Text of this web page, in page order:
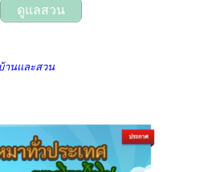
ดูแลสวน
านและสวน